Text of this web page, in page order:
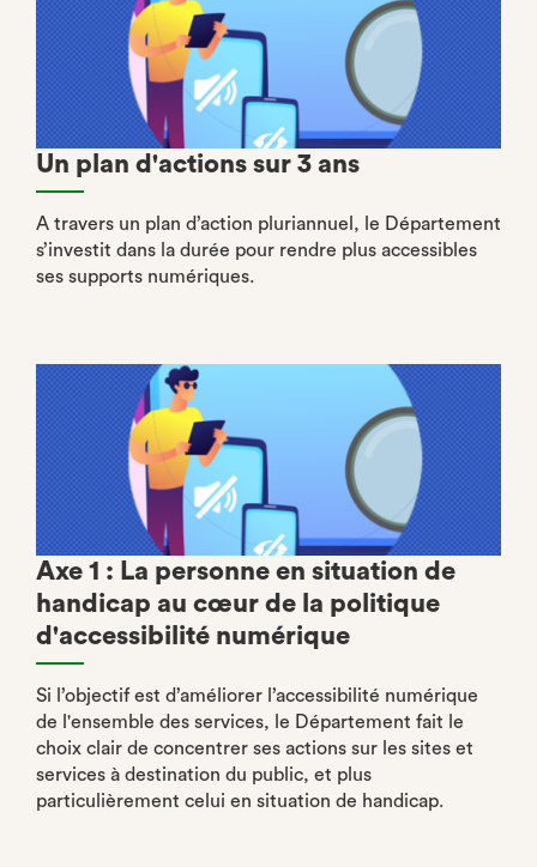
Un plan d'actions sur 3 ans
A travers un plan d’action pluriannuel, le Département
s’investit dans la durée pour rendre plus accessibles
ses supports numériques.
Axe 1 : La personne en situation de
handicap au cœur de la politique
d'accessibilité numérique
Si l’objectif est d’améliorer l’accessibilité numérique
de l'ensemble des services, le Département fait le
choix clair de concentrer ses actions sur les sites et
services à destination du public, et plus
particulièrement celui en situation de handicap.